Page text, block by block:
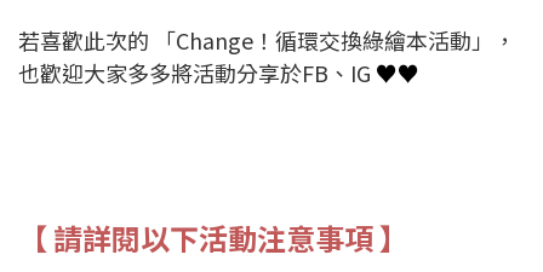
若喜歡此次的 「Change！循環交換綠繪本活動」，
也歡迎大家多多將活動分享於FB、IG ♥♥
【 請詳閱以下活動注意事項 】